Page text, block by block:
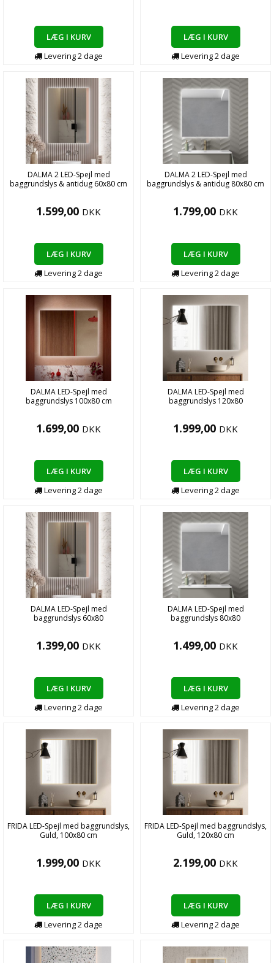
LÆG I KURV
Levering2dage
LÆG I KURV
Levering2dage
DALMA 2 LED-Spejl med
baggrundslys & antidug 60x80 cm
1.599,00 DKK
LÆG I KURV
Levering2dage
DALMA 2 LED-Spejl med
baggrundslys & antidug 80x80 cm
1.799,00 DKK
LÆG I KURV
Levering2dage
DALMA LED-Spejl med
baggrundslys 100x80 cm
1.699,00 DKK
LÆG I KURV
Levering2dage
DALMA LED-Spejl med
baggrundslys 120x80
1.999,00 DKK
LÆG I KURV
Levering2dage
DALMA LED-Spejl med
baggrundslys 60x80
1.399,00 DKK
LÆG I KURV
Levering2dage
DALMA LED-Spejl med
baggrundslys 80x80
1.499,00 DKK
LÆG I KURV
Levering2dage
FRIDA LED-Spejl med baggrundslys,
Guld, 100x80 cm
1.999,00 DKK
LÆG I KURV
Levering2dage
FRIDA LED-Spejl med baggrundslys,
Guld, 120x80 cm
2.199,00 DKK
LÆG I KURV
Levering2dage